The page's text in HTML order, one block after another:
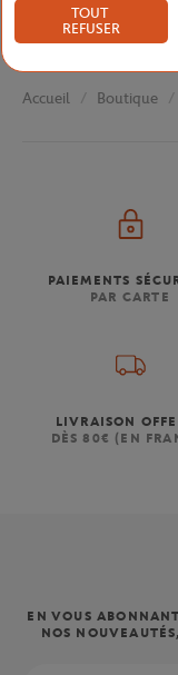
Accueil Boutique
PAIEMENTS
PAR CARTE
LIVRAISON
DÈS 80€ (EN
EN VOUS
NOS
TOUT
REFUSER